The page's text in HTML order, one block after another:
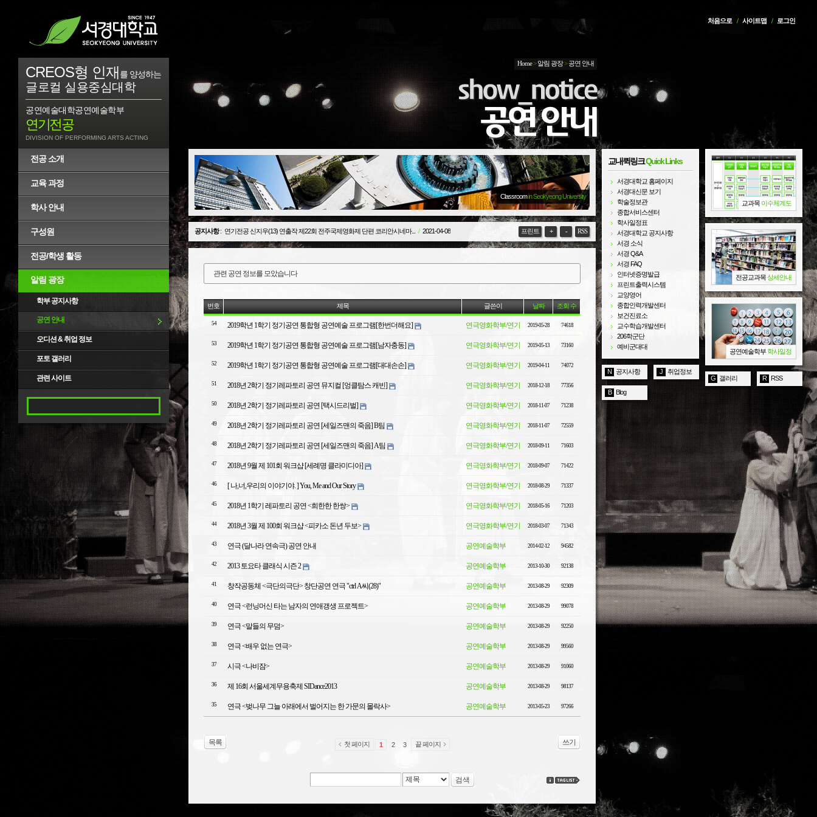
처음으로 / 사이트맵 / 로그인
CREOS형 인재 를 양성하는
글로컬 실용중심대학
공연예술대학공연예술학부
연기전공
DIVISION OF PERFORMING ARTS ACTING
전공 소개
교육 과정
학사 안내
구성원
전공/학생 활동
알림 광장
학부 공지사항
공연 안내
오디션 & 취업 정보
포토 갤러리
관련 사이트
Home> 알림 광장>공연 안내
Classroomin Seokyeong University
공지사항: 연기전공 신지우(13) 연출작 제22회 전주국제영화제 단편 코리안시네마... / 2021-04-08 RSS
-
+
프린트
관련 공연 정보를 모았습니다
번호 제목 글쓴이 날짜 조회 수
54 2019학년 1학기 정기공연 통합형 공연예술 프로그램[한번더해요] 연극영화학부/연기 2019-05-28 74618
53 2019학년 1학기 정기공연 통합형 공연예술 프로그램[남자충동] 연극영화학부/연기 2019-05-13 73160
52 2019학년 1학기 정기공연 통합형 공연예술 프로그램[대대손손] 연극영화학부/연기 2019-04-11 74072
51 2018년 2학기 정기레파토리 공연 뮤지컬 [엉클탐스 캐빈] 연극영화학부/연기 2018-12-18 77356
50 2018년 2학기 정기레파토리 공연 [택시드리벌] 연극영화학부/연기 2018-11-07 71238
49 2018년 2학기 정기레파토리 공연 [세일즈맨의 죽음] B팀 연극영화학부/연기 2018-11-07 72559
48 2018년 2학기 정기레파토리 공연 [세일즈맨의 죽음] A팀 연극영화학부/연기 2018-09-11 71603
47 2018년 9월 제 101회 워크샵 [세례명 클라미디아] 연극영화학부/연기 2018-09-07 71422
46 [ 나,너,우리의 이야기야. ] You, Me and Our Story 연극영화학부/연기 2018-08-29 71337
45 2018년 1학기 레파토리 공연 <희한한 한쌍> 연극영화학부/연기 2018-05-16 71203
44 2018년 3월 제 100회 워크샵 <피카소 돈년 두보> 연극영화학부/연기 2018-03-07 71343
43 연극 (달나라 연속극) 공연 안내 공연예술학부 2014-02-12 94582
42 2013 토요타 클래식 시즌 2 공연예술학부 2013-10-30 92138
41 창작공동체 <극단의극단> 창단공연 연극 "ctrl A씨(28)" 공연예술학부 2013-08-29 92309
40 연극 <런닝머신 타는 남자의 연애갱생 프로젝트> 공연예술학부 2013-08-29 99078
39 연극 <말들의 무덤> 공연예술학부 2013-08-29 92250
38 연극 <배우 없는 연극> 공연예술학부 2013-08-29 99560
37 시극 <나비잠> 공연예술학부 2013-08-29 91060
36 제 16회 서울세계무용축제 SIDance2013 공연예술학부 2013-08-29 98137
35 연극 <벚나무 그늘 아래에서 벌어지는 한 가문의 몰락사> 공연예술학부 2013-05-23 97266
목록 쓰기
첫 페이지 1 2 3 끝 페이지
검색
교내퀵링크Quick Links
서경대학교 홈페이지
서경대신문 보기
학술정보관
종합서비스센터
학사일정표
서경대학교 공지사항
서경 소식
서경 Q&A
서경 FAQ
인터넷증명발급
프린트출력시스템
교양영어
종합인력개발센터
보건진료소
교수학습개발센터
206학군단
예비군대대
교과목 이수체계도
전공교과목상세안내
공연예술학부학사일정
N 공지사항 J
취업정보
G
갤러리 R
RSS
B
Blog